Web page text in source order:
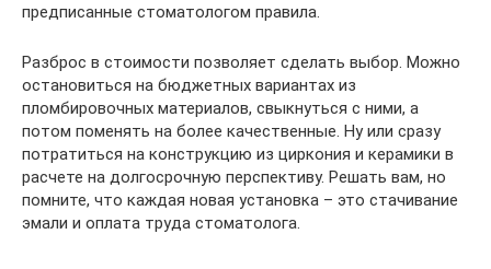
предписанные стоматологом правила.
Разброс в стоимости позволяет сделать выбор. Можно
остановиться на бюджетных вариантах из
пломбировочных материалов, свыкнуться с ними, а
потом поменять на более качественные. Ну или сразу
потратиться на конструкцию из циркония и керамики в
расчете на долгосрочную перспективу. Решать вам, но
помните, что каждая новая установка – это стачивание
эмали и оплата труда стоматолога.